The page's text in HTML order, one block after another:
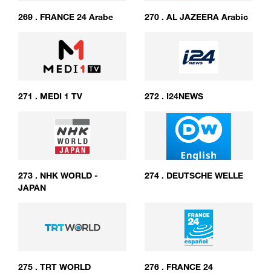
269 . FRANCE 24 Arabe 270 . AL JAZEERA Arabic
271 . MEDI 1 TV 272 . I24NEWS
273 . NHK WORLD -
JAPAN
274 . DEUTSCHE WELLE
275 . TRT WORLD 276 . FRANCE 24